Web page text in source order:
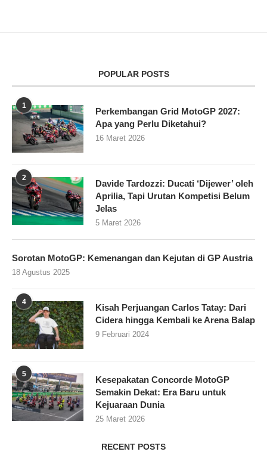
POPULAR POSTS
1
Perkembangan Grid MotoGP 2027:
Apa yang Perlu Diketahui?
16 Maret 2026
2
Davide Tardozzi: Ducati ‘Dijewer’ oleh
Aprilia, Tapi Urutan Kompetisi Belum
Jelas
5 Maret 2026
Sorotan MotoGP: Kemenangan dan Kejutan di GP Austria
18 Agustus 2025
4
Kisah Perjuangan Carlos Tatay: Dari
Cidera hingga Kembali ke Arena Balap
9 Februari 2024
5
Kesepakatan Concorde MotoGP
Semakin Dekat: Era Baru untuk
Kejuaraan Dunia
25 Maret 2026
RECENT POSTS